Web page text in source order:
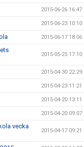
2015-06-26 16:47
2015-06-23 10:10
2015-06-17 18:06
2015-05-25 17:10
2015-04-30 22:29
2015-04-23 11:21
2015-04-20 13:11
2015-04-20 09:07
vecka
2015-04-17 09:21